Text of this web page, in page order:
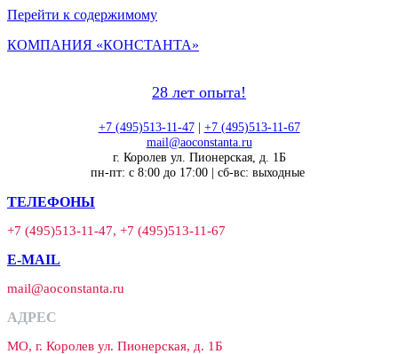
Перейти к содержимому
КОМПАНИЯ «КОНСТАНТА»
28 лет опыта!
+7 (495)513-11-47| +7 (495)513-11-67
mail@aoconstanta.ru
г. Королев ул. Пионерская, д. 1Б
пн-пт: с 8:00 до 17:00 | сб-вс: выходные
ТЕЛЕФОНЫ
+7 (495)513-11-47, +7 (495)513-11-67
E-MAIL
mail@aoconstanta.ru
АДРЕС
МО, г. Королев ул. Пионерская, д. 1Б